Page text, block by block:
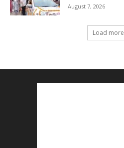
August 7, 2026
Load more